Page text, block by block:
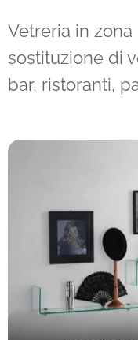
Vetreria in
sostituzione di
bar, ristoranti,